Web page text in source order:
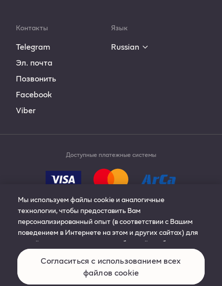
Контакты
Telegram
Эл. почта
Позвонить
Facebook
Viber
Язык
Russian
Доступные платежные системы
© 2019-2024 Philip Morris Products S.A. All rights
reserved.
Условия и положения Cookies
Мы используем файлы cookie и аналогичные
технологии, чтобы предоставить Вам
персонализированный опыт (в соответствии с Вашим
поведением в Интернете на этом и других сайтах) для
нашей рекламы, контента и сообщений; чтобы улучшить
сайт; управлять сайтом; и запомнить Ваши
предпочтения. Нажмите «Подробнее», чтобы узнать
больше или изменить настройки. Вы можете изменить
Согласиться с использованием всех
файлов cookie